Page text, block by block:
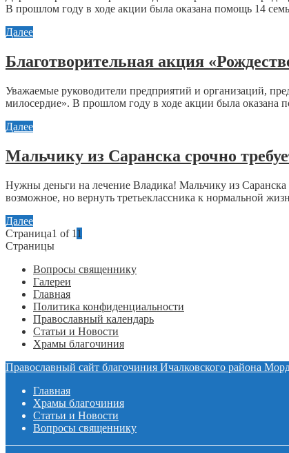
В прошлом году в ходе акции была оказана помощь 14
Далее
Благотворительная акция
Уважаемые руководители предприятий и организаций,
милосердие». В прошлом году в ходе акции была оказана
Далее
Мальчику из Саранска срочно
Нужны деньги на лечение Владика! Мальчику из
возможное, но вернуть третьеклассника к нормальной
Далее
Страница1 of 11
Страницы
Вопросы священнику
Галереи
Главная
Политика конфиденциальности
Православный календарь
Статьи и Новости
Храмы благочиния
Православный сайт благочиния Ичалковского района
Главная
Храмы благочиния
Статьи и Новости
Вопросы священнику